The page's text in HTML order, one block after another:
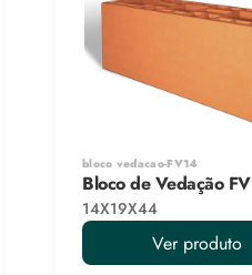
bloco vedacao-FV14
Bloco de Vedação FV
14X19X44
Ver produto